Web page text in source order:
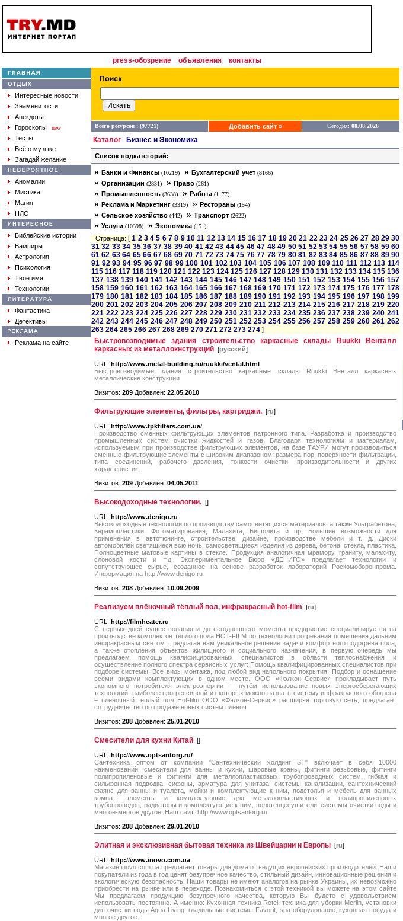
press-обозрение объявления контакты
Интересные новости
Знаменитости
Анекдоты
Гороскопы
new
Тесты
Всё о музыке
Загадай желание !
Аномалии
Мистика
Магия
НЛО
Библейские истории
Вампиры
Астрология
Психология
Твоё имя
Технологии
Фантастика
Детективы
Реклама на сайте
Всего ресурсов : (97721) Добавить сайт » Сегодня: 08.08.2026
Каталог: Бизнес и Экономика
Список подкатегорий:
» Банки и Финансы (10219) » Бухгалтерский учет (8166)
» Организации (2831) » Право (261)
» Промышленность (3638) » Работа (1177)
» Реклама и Маркетинг (3319) » Рестораны (154)
» Сельское хозяйство (442) » Транспорт (2622)
» Услуги (10398) » Экономика (151)
Страница: [1 2 3 4 5 6 7 8 9 10 11 12 13 14 15 16 17 18 19 20 21 22 23 24 25 26 27 28 29 30
31 32 33 34 35 36 37 38 39 40 41 42 43 44 45 46 47 48 49 50 51 52 53 54 55 56 57 58 59 60
61 62 63 64 65 66 67 68 69 70 71 72 73 74 75 76 77 78 79 80 81 82 83 84 85 86 87 88 89 90
91 92 93 94 95 96 97 98 99 100 101 102 103 104 105 106 107 108 109 110 111 112 113 114
115 116 117 118 119 120 121 122 123 124 125 126 127 128 129 130 131 132 133 134 135 136
137 138 139 140 141 142 143 144 145 146 147 148 149 150 151 152 153 154 155 156 157
158 159 160 161 162 163 164 165 166 167 168 169 170 171 172 173 174 175 176 177 178
179 180 181 182 183 184 185 186 187 188 189 190 191 192 193 194 195 196 197 198 199
200 201 202 203 204 205 206 207 208 209 210 211 212 213 214 215 216 217 218 219 220
221 222 223 224 225 226 227 228 229 230 231 232 233 234 235 236 237 238 239 240 241
242 243 244 245 246 247 248 249 250 251 252 253 254 255 256 257 258 259 260 261 262
263 264 265 266 267 268 269 270 271 272 273 274 ]
Быстровозводимые здания строительство каркасные склады Ruukki Венталл
каркасных из металлокнструкций [русский]
URL: http://www.metal-building.ru/ruukki/vental.html
Быстровозводимые здания строительство каркасные склады Ruukki Венталл каркасных
металлические конструкции
Визитов: 209 Добавлен: 22.05.2010
Фильтрующие элементы, фильтры, картриджи. [ru]
URL: http://www.tpkfilters.com.ua/
Производство сменных фильтрующих элементов патронного типа. Разработка и производство
промышленных систем очистки жидкостей и газов. Благодаря технологиям и материалам,
используемым при производстве фильтрующих элементов, на базе ТАУРИ могут производиться
сменные фильтрующие элементы с широким диапазоном: размера пор, поверхности фильтрации,
типа соединений, рабочего давления, тонкости очистки, производительности и других
характеристик.
Визитов: 209 Добавлен: 04.05.2011
Высокодоходные технологии. []
URL: http://www.denigo.ru
Высокодоходные технологии по производству самосветящихся материалов, а также Ультрабетона,
Керамопластики, Фотоматирования, Малахита, Бишолита и пр. Большие возможности для
применения в автотюнинге, строительстве, дизайне, производстве мебели и т. д. Диски
автомобилей светящиеся всю ночь, самосветящиеся изделия из дерева, бетона, стекла, пластика.
Полноцветные матовые картины в стекле. Продукция аналогичная мрамору, граниту, малахиту,
слоновой кости и т.д. Экспериментальное Бюро «ДЕНИГО» предлагает технологии и
сопутствующее сырье, созданное на основе разработок лабораторий Роскомоборонпрома.
Информация на http://www.denigo.ru
Визитов: 208 Добавлен: 10.09.2009
Реализуем плёночный тёплый пол, инфракрасный hot-film [ru]
URL: http://filmheater.ru
С первых дней существования и до сегодняшнего момента предприятие специализируется на
производстве комплектов тёплого пола HOT-FILM по технологии прогревания помещения дальним
инфракрасным светом. Предлагая вам уникальное решение задачи комфортного подогрева пола,
а также отопления объектов жилищного и социального назначения, в первую очередь мы
предлагаем помощь квалифицированных специалистов в области теплоснабжения и
осуществление полного спектра сервисных услуг: Помощь квалифицированных специалистов при
подборе системы; Все виды монтажа, под любой вид напольного покрытия; Подбор и оснащение
всеми видами комплектующих в одном месте. ООО «Фэлкон–Сервис» прокладывает путь
экономного потребителя электроэнергии — путём использование новых энергосберегающих
технологий, наиболее прогрессивной из которых можно назвать систему инфракрасного обогрева
– плёночный тёплый пол Hot-film ООО «Фэлкон-Сервис» расширяя торговую сеть, предлагает
сотрудничество по продаже новых систем плёноч
Визитов: 208 Добавлен: 25.01.2010
Смесители для кухни Китай []
URL: http://www.optsantorg.ru/
Сантехника оптом от компании "Сантехнический холдинг ST" включает в себя 10000
наименований: смесители для ванны и кухни, шаровые краны, фитинги резьбовые, фитинги
полипропиленовые и фитинги для металлопластиковых трубопроводных систем, гибкая и
сильфонная подводка, сифоны, арматура для унитаза, системы канализации, сантехнический
фаянс для ванны и туалета, мойки и комплектующие к ним, подстолья и мебель для ванных
комнат, элементы и комплектующие для металлопластиковых и полипропиленовых
трубопроводов, радиаторы и комплектующие к ним, полотенцесушители, системы очистки воды и
многое-многое другое. Наш сайт: http://www.optsantorg.ru
Визитов: 208 Добавлен: 29.01.2010
Элитная и эксклюзивная бытовая техника из Швейцарии и Европы [ru]
URL: http://www.inovo.com.ua
Магазин inovo.com.ua предлагает товары для дома от ведущих европейских производителей. Наши
покупатели из года в год ценят безупречное качество, стильный дизайн, инновационные решения и
экологическую безопасность. Наши товары не имеют аналогов на рынке Украины, их невозможно
приобрести на рынке или в переходе. Познакомиться с этой техникой вы можете на этом сайте
Мы предлагаем продукцию безупречного качества, которую Вы будете с удовольствием
использовать постоянно. А именно: Кухонная техника Rotel, техника для уборки Merlin, установки
для очистки воды Aqua Living, гладильные системы Favorit, spa-оборудование, кухонная посуда и
многое другое.